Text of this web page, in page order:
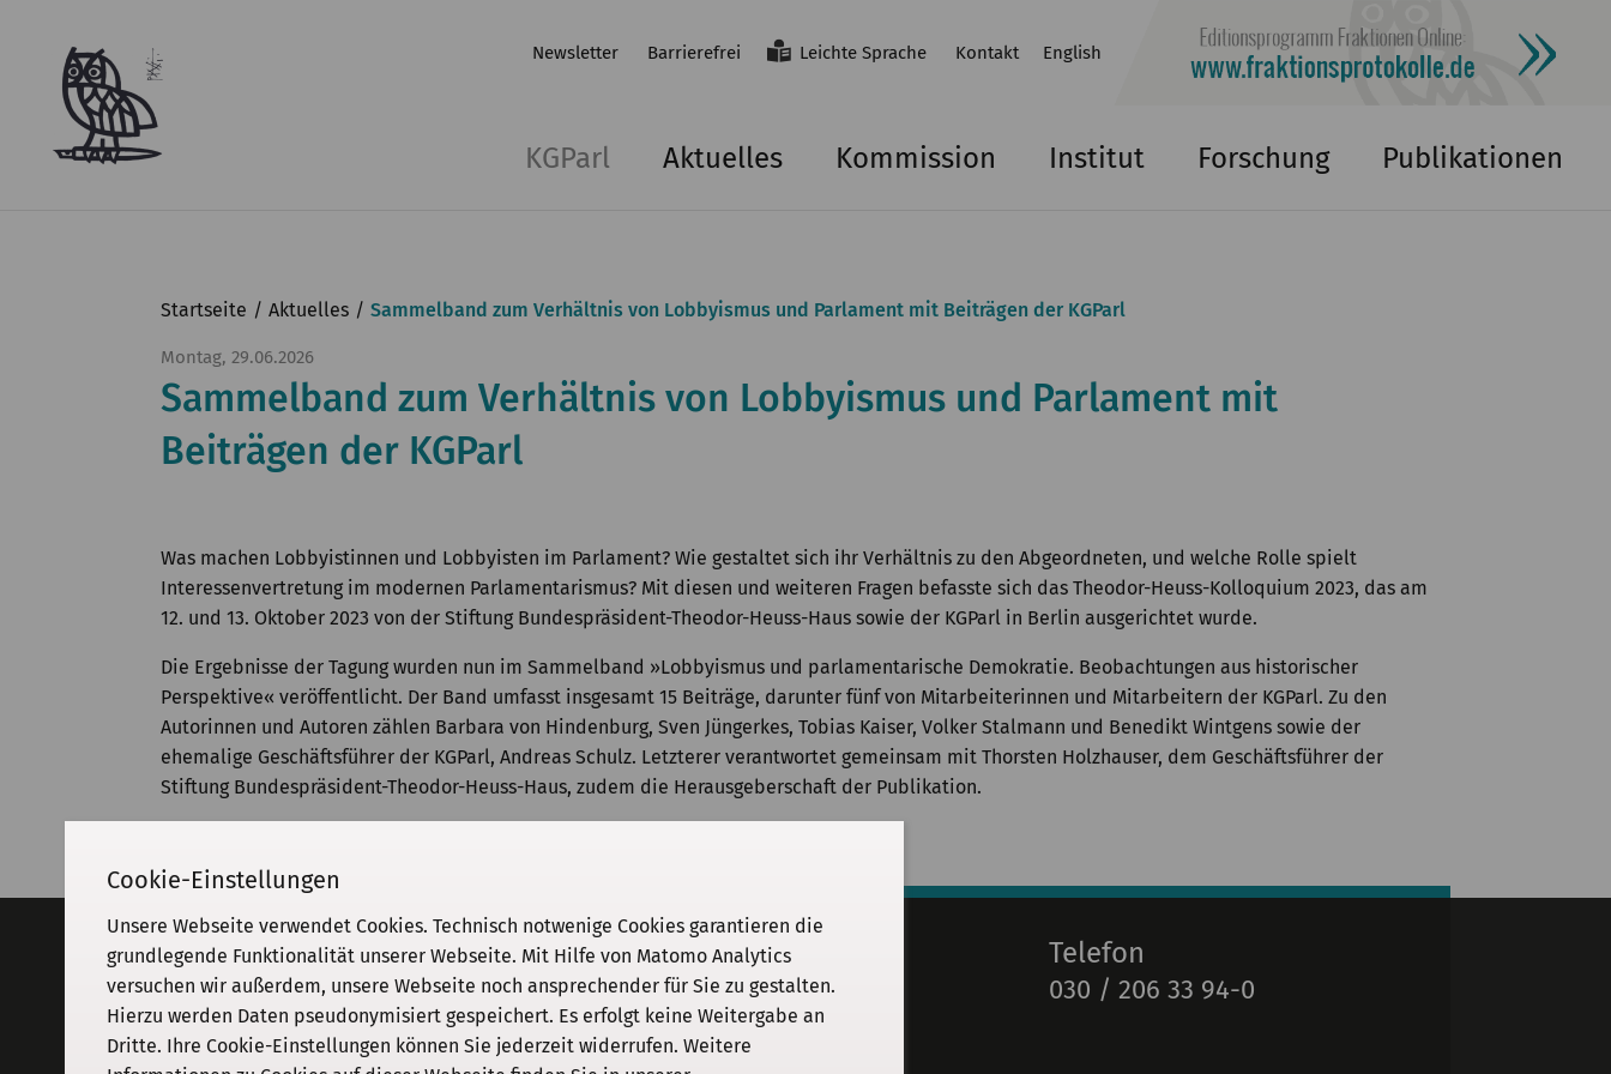
Newsletter Barrierefrei Leichte Sprache Kontakt English
KGParl Aktuelles Kommission Institut Forschung Publikationen
Startseite Aktuelles Sammelband zum Verhältnis von Lobbyismus und Parlament mit Beiträgen der KGParl
Montag, 29.06.2026
Sammelband zum Verhältnis von Lobbyismus und Parlament mit
Beiträgen der KGParl
Was machen Lobbyistinnen und Lobbyisten im Parlament? Wie gestaltet sich ihr Verhältnis zu den Abgeordneten, und welche Rolle spielt
Interessenvertretung im modernen Parlamentarismus? Mit diesen und weiteren Fragen befasste sich das Theodor-Heuss-Kolloquium 2023, das am
12. und 13. Oktober 2023 von der Stiftung Bundespräsident-Theodor-Heuss-Haus sowie der KGParl in Berlin ausgerichtet wurde.
Die Ergebnisse der Tagung wurden nun im Sammelband »Lobbyismus und parlamentarische Demokratie. Beobachtungen aus historischer
Perspektive« veröffentlicht. Der Band umfasst insgesamt 15 Beiträge, darunter fünf von Mitarbeiterinnen und Mitarbeitern der KGParl. Zu den
Autorinnen und Autoren zählen Barbara von Hindenburg, Sven Jüngerkes, Tobias Kaiser, Volker Stalmann und Benedikt Wintgens sowie der
ehemalige Geschäftsführer der KGParl, Andreas Schulz. Letzterer verantwortet gemeinsam mit Thorsten Holzhauser, dem Geschäftsführer der
Stiftung Bundespräsident-Theodor-Heuss-Haus, zudem die Herausgeberschaft der Publikation.
Adresse
KGParl
Kommission für Geschichte des
Parlamentarismus und der politischen
Parteien e. V.
E-Mail
info@kgparl.de
Telefon
030 / 206 33 94-0
Cookie-Einstellungen
Unsere Webseite verwendet Cookies. Technisch notwenige Cookies garantieren die
grundlegende Funktionalität unserer Webseite. Mit Hilfe von Matomo Analytics
versuchen wir außerdem, unsere Webseite noch ansprechender für Sie zu gestalten.
Hierzu werden Daten pseudonymisiert gespeichert. Es erfolgt keine Weitergabe an
Dritte. Ihre Cookie-Einstellungen können Sie jederzeit widerrufen. Weitere